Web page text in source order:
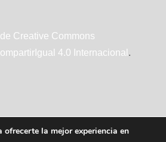
Creative Commons
4.0 Internacional .
la mejor experiencia en